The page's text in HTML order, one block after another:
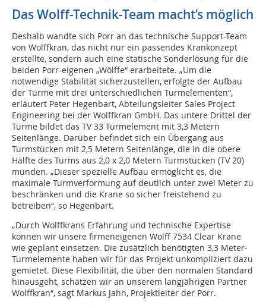
Das Wolff-Technik-Team macht’s möglich
Deshalb wandte sich Porr an das technische Support-Team
von Wolffkran, das nicht nur ein passendes Krankonzept
erstellte, sondern auch eine statische Sonderlösung für die
beiden Porr-eigenen „Wölffe“ erarbeitete. „Um die
notwendige Stabilität sicherzustellen, erfolgte der Aufbau
der Türme mit drei unterschiedlichen Turmelementen“,
erläutert Peter Hegenbart, Abteilungsleiter Sales Project
Engineering bei der Wolffkran GmbH. Das untere Drittel der
Türme bildet das TV 33 Turmelement mit 3,3 Metern
Seitenlänge. Darüber befindet sich ein Übergang aus
Turmstücken mit 2,5 Metern Seitenlänge, die in die obere
Hälfte des Turms aus 2,0 x 2,0 Metern Turmstücken (TV 20)
münden. „Dieser spezielle Aufbau ermöglicht es, die
maximale Turmverformung auf deutlich unter zwei Meter zu
beschränken und die Krane so sicher freistehend zu
betreiben“, so Hegenbart.
„Durch Wolffkrans Erfahrung und technische Expertise
können wir unsere firmeneigenen Wolff 7534 Clear Krane
wie geplant einsetzen. Die zusätzlich benötigten 3,3 Meter-
Turmelemente haben wir für das Projekt unkompliziert dazu
gemietet. Diese Flexibilität, die über den normalen Standard
hinausgeht, schätzen wir an unserem langjährigen Partner
Wolffkran“, sagt Markus Jahn, Projektleiter der Porr.